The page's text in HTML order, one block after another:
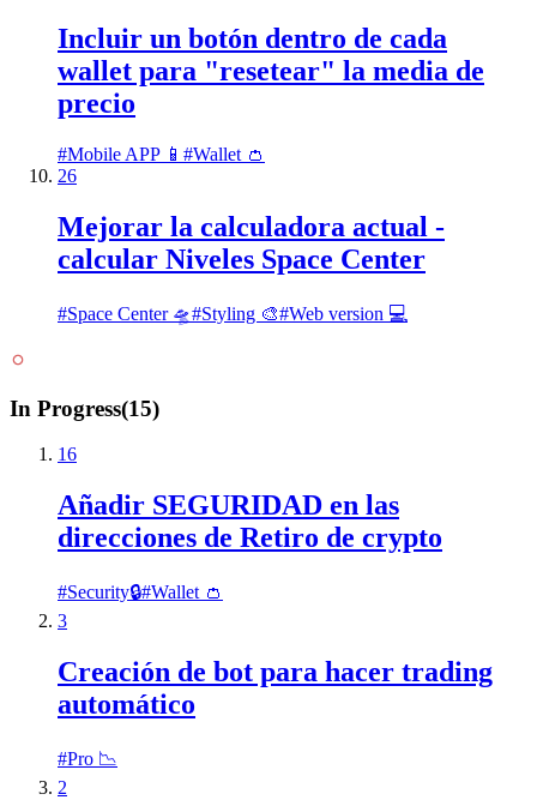
Incluir un botón dentro de cada
wallet para "resetear" la media de
precio
#Mobile APP 📱 #Wallet 👛
26
Mejorar la calculadora actual -
calcular Niveles Space Center
#Space Center 🛸#Styling 🎨#Web version 💻
In Progress(15)
16
Añadir SEGURIDAD en las
direcciones de Retiro de crypto
#Security🔒#Wallet 👛
3
Creación de bot para hacer trading
automático
#Pro 📉
2